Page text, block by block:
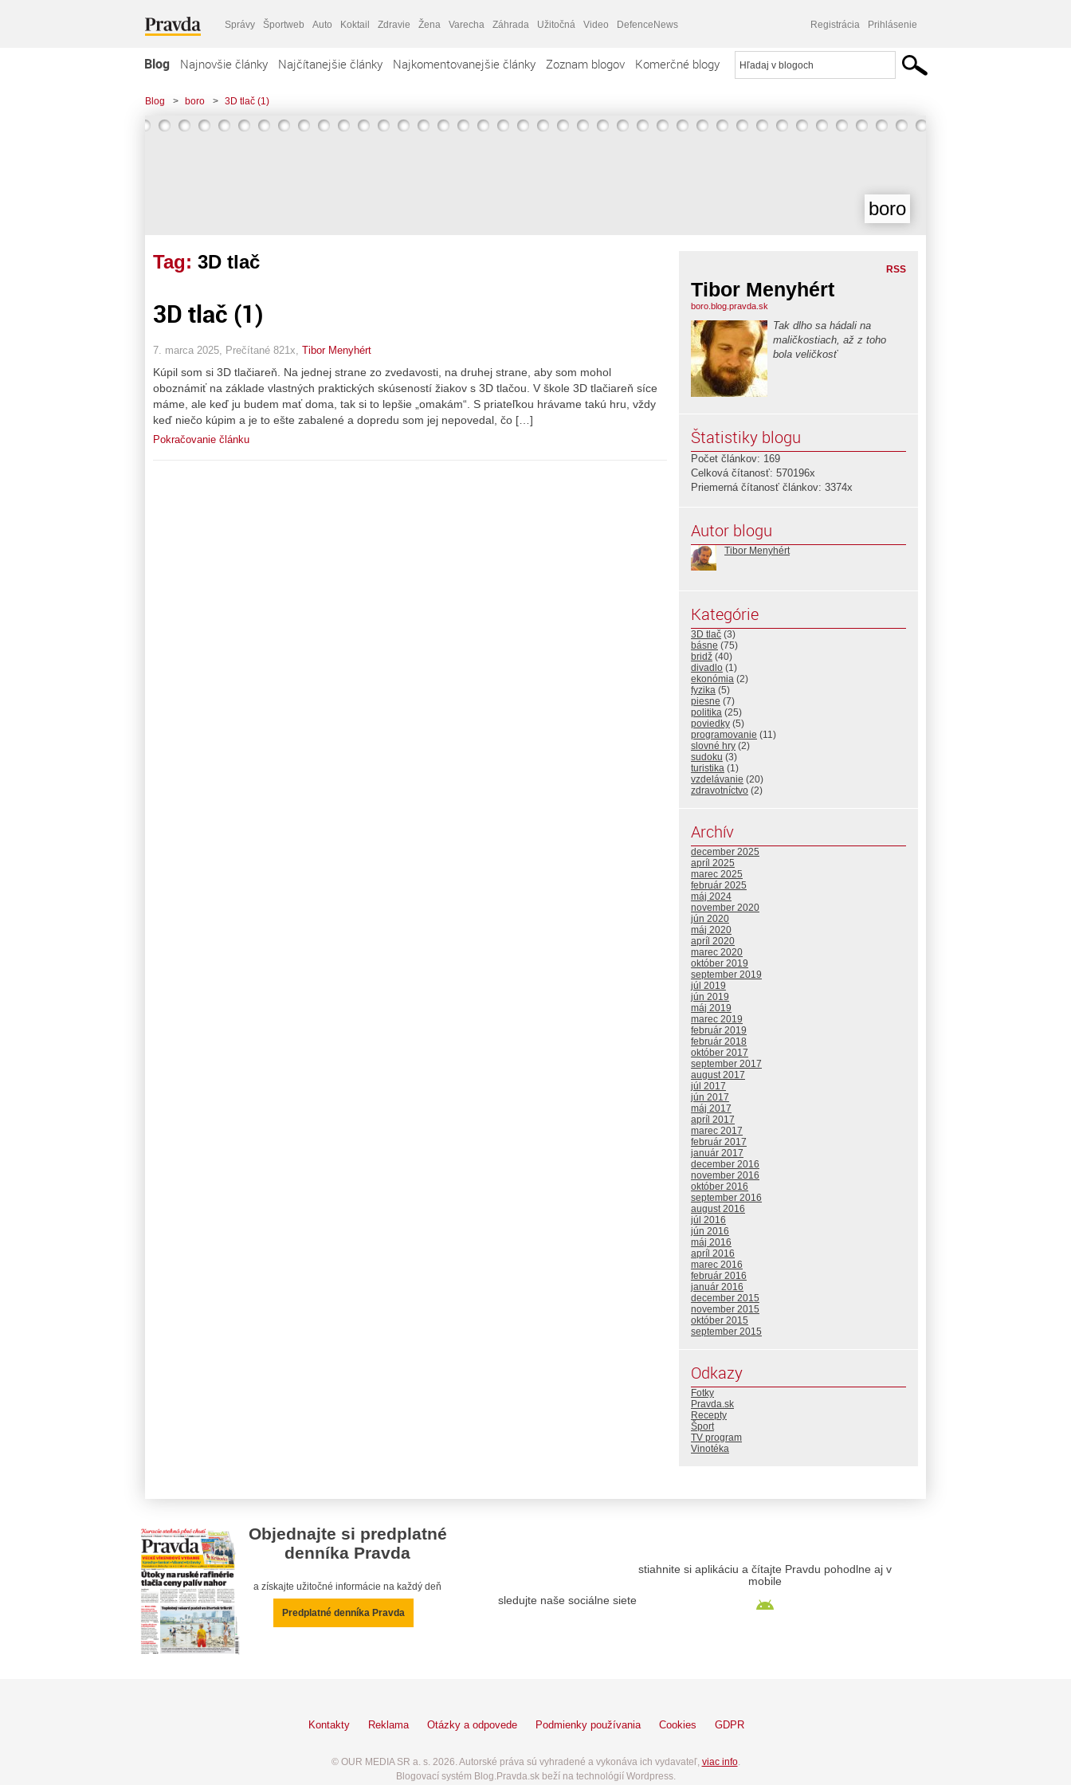
Správy Športweb Auto Koktail Zdravie Žena Varecha Záhrada Užitočná Video DefenceNews Registrácia Prihlásenie
Blog Najnovšie články Najčítanejšie články Najkomentovanejšie články Zoznam blogov Komerčné blogy
Blog > boro > 3D tlač (1)
boro
Tag: 3D tlač
3D tlač (1)
7. marca 2025, Prečítané 821x, Tibor Menyhért
Kúpil som si 3D tlačiareň. Na jednej strane zo zvedavosti, na druhej strane, aby som mohol
oboznámiť na základe vlastných praktických skúseností žiakov s 3D tlačou. V škole 3D tlačiareň síce
máme, ale keď ju budem mať doma, tak si to lepšie „omakám“. S priateľkou hrávame takú hru, vždy
keď niečo kúpim a je to ešte zabalené a dopredu som jej nepovedal, čo […]
Pokračovanie článku
RSS
Tibor Menyhért
boro.blog.pravda.sk
Tak dlho sa hádali na
maličkostiach, až z toho
bola veličkosť
Štatistiky blogu
Počet článkov: 169
Celková čítanosť: 570196x
Priemerná čítanosť článkov: 3374x
Autor blogu
Tibor Menyhért
Kategórie
3D tlač (3)
básne (75)
bridž (40)
divadlo (1)
ekonómia (2)
fyzika (5)
piesne (7)
politika (25)
poviedky (5)
programovanie (11)
slovné hry (2)
sudoku (3)
turistika (1)
vzdelávanie (20)
zdravotníctvo (2)
Archív
december 2025
apríl 2025
marec 2025
február 2025
máj 2024
november 2020
jún 2020
máj 2020
apríl 2020
marec 2020
október 2019
september 2019
júl 2019
jún 2019
máj 2019
marec 2019
február 2019
február 2018
október 2017
september 2017
august 2017
júl 2017
jún 2017
máj 2017
apríl 2017
marec 2017
február 2017
január 2017
december 2016
november 2016
október 2016
september 2016
august 2016
júl 2016
jún 2016
máj 2016
apríl 2016
marec 2016
február 2016
január 2016
december 2015
november 2015
október 2015
september 2015
Odkazy
Fotky
Pravda.sk
Recepty
Šport
TV program
Vinotéka
Objednajte si predplatné
denníka Pravda
a získajte užitočné informácie na každý deň
Predplatné denníka Pravda
sledujte naše sociálne siete
stiahnite si aplikáciu a čítajte Pravdu pohodlne aj v
mobile
Kontakty Reklama Otázky a odpovede Podmienky používania Cookies GDPR
© OUR MEDIA SR a. s. 2026. Autorské práva sú vyhradené a vykonáva ich vydavateľ, viac info.
Blogovací systém Blog.Pravda.sk beží na technológií Wordpress.